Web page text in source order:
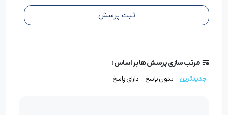
این نوع چرخ خیاطی برای ساده دوزی، گلدوزی، تکه دوزی، زیپ
ثبت پرسش
مرتب سازی پرسش ها بر اساس:
جدیدترین بدون پاسخ دارای پاسخ